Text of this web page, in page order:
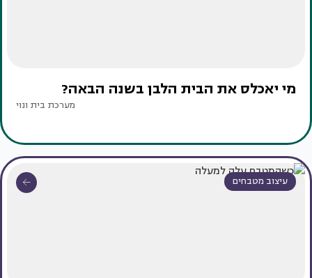
מי יאכלס את הבית הלבן בשנה הבאה?
מערכת בית ונוי
עיצוב מטבחים